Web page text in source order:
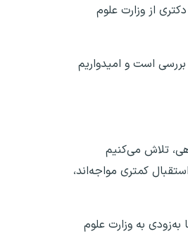
از وزارت علوم
است و امیدواریم
تلاش می‌کنیم
کمتری مواجه‌اند،
به وزارت علوم